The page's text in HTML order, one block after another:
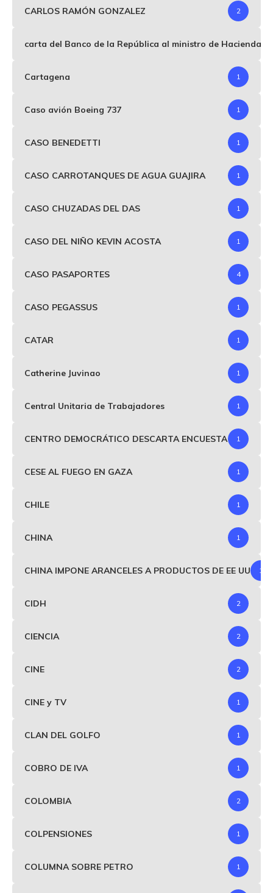
CARLOS RAMÓN GONZALEZ 2
carta del Banco de la República al ministro de Hacienda
Cartagena 1
Caso avión Boeing 737 1
CASO BENEDETTI 1
CASO CARROTANQUES DE AGUA GUAJIRA 1
CASO CHUZADAS DEL DAS 1
CASO DEL NIÑO KEVIN ACOSTA 1
CASO PASAPORTES 4
CASO PEGASSUS 1
CATAR 1
Catherine Juvinao 1
Central Unitaria de Trabajadores 1
CENTRO DEMOCRÁTICO DESCARTA ENCUESTA 1
CESE AL FUEGO EN GAZA 1
CHILE 1
CHINA 1
CHINA IMPONE ARANCELES A PRODUCTOS DE EE UU 1
CIDH 2
CIENCIA 2
CINE 2
CINE y TV 1
CLAN DEL GOLFO 1
COBRO DE IVA 1
COLOMBIA 2
COLPENSIONES 1
COLUMNA SOBRE PETRO 1